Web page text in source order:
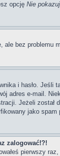
opcję Nie
ale bez
i hasło.
adres e-mail.
Jeżeli
jako
zalogować!?!
pierwszy